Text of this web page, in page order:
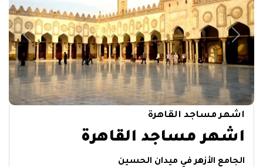
Next
اشهر مساجد القاهرة
اشهر مساجد القاهرة
الجامع الأزهر في ميدان الحسين